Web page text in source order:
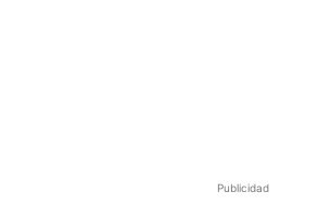
Publicidad